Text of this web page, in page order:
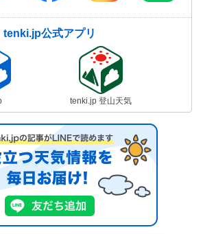
tenki.jp公式アプリ
tenki.jp 登山天気